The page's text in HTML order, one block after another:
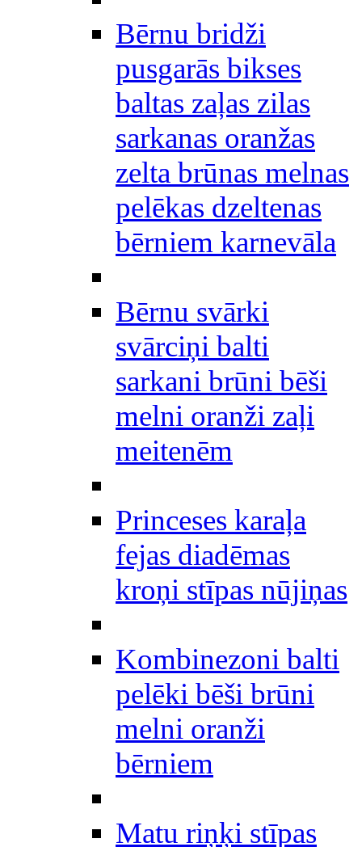
Bērnu bridži
pusgarās bikses
baltas zaļas zilas
sarkanas oranžas
zelta brūnas melnas
pelēkas dzeltenas
bērniem karnevāla
Bērnu svārki
svārciņi balti
sarkani brūni bēši
melni oranži zaļi
meitenēm
Princeses karaļa
fejas diadēmas
kroņi stīpas nūjiņas
Kombinezoni balti
pelēki bēši brūni
melni oranži
bērniem
Matu riņķi stīpas